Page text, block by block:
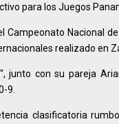
para los Juegos
Campeonato Nacional
realizado en
junto con su pareja
9.
clasificatoria